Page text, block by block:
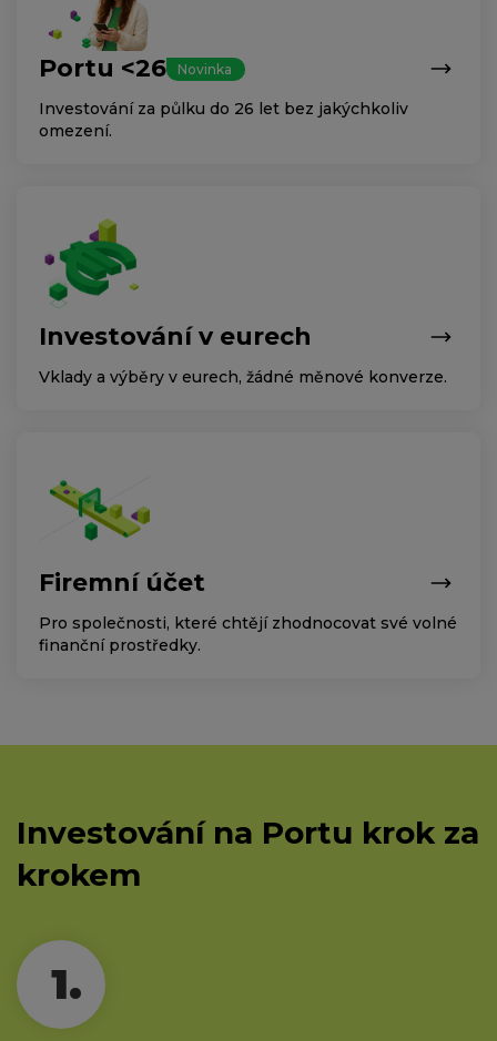
Portu <26 Novinka
Investování za půlku do 26 let bez jakýchkoliv
omezení.
Investování v eurech
Vklady a výběry v eurech, žádné měnové konverze.
Firemní účet
Pro společnosti, které chtějí zhodnocovat své volné
finanční prostředky.
Investování na Portu krok za
krokem
1.